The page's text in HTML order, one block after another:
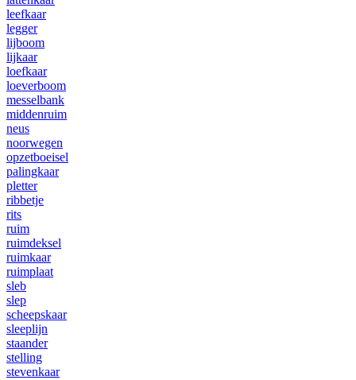
leefkaar
legger
lijboom
lijkaar
loefkaar
loeverboom
messelbank
middenruim
neus
noorwegen
opzetboeisel
palingkaar
pletter
ribbetje
rits
ruim
ruimdeksel
ruimkaar
ruimplaat
sleb
slep
scheepskaar
sleeplijn
staander
stelling
stevenkaar